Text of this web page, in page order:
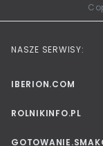
NASZE SERWISY:
IBERION.COM
ROLNIKINFO.PL